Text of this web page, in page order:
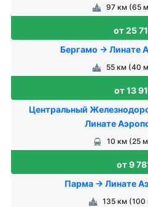
97 км (65
от 25
Бергамо → Линате
55 км (40
от 13
Центральный
Линате
10 км (25
от 9
Парма → Линате
135 км (100